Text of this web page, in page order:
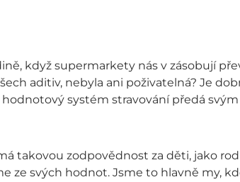
když supermarkety nás v zásobují
aditiv, nebyla ani poživatelná? Je
systém stravování předá
takovou zodpovědnost za děti, jako
ze svých hodnot. Jsme to hlavně my,